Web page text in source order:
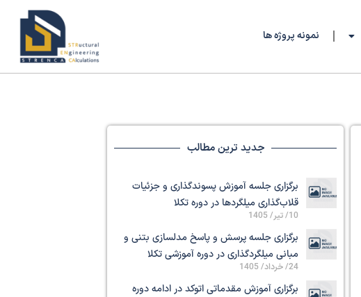
نمونه پروژه ها
جدید ترین مطالب
برگزاری جلسه آموزش پسوندگذاری و جزئیات
قلاب‌گذاری میلگردها در دوره تکلا
10/ تیر/ 1405
برگزاری جلسه پرسش و پاسخ مدلسازی بتنی و
مبانی میلگردگذاری در دوره آموزشی تکلا
24/ خرداد/ 1405
برگزاری آموزش مقدماتی اتوکد در ادامه دوره